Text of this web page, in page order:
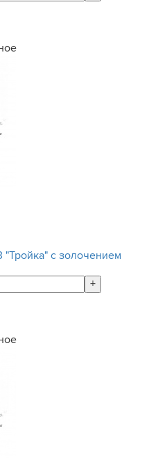
с золочением
+